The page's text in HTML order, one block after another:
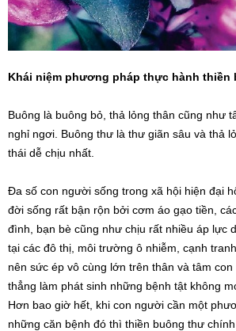
Khái niệm phương pháp thực hành thiền
Buông là buông bỏ, thả lỏng thân cũng như
nghỉ ngơi. Buông thư là thư giãn sâu và thả
thái dễ chịu nhất.
Đa số con người sống trong xã hội hiện đại
đời sống rất bận rộn bởi cơm áo gạo tiền,
đình, bạn bè cũng như chịu rất nhiều áp lực
tại các đô thị, môi trường ô nhiễm, cạnh
nên sức ép vô cùng lớn trên thân và tâm
thẳng làm phát sinh những bệnh tật không
Hơn bao giờ hết, khi con người cần một
những căn bệnh đó thì thiền buông thư